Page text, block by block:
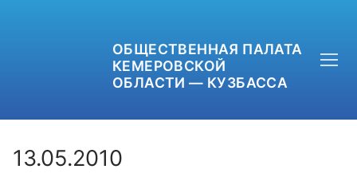
ОБЩЕСТВЕННАЯ ПАЛАТА
КЕМЕРОВСКОЙ
ОБЛАСТИ — КУЗБАССА
13.05.2010